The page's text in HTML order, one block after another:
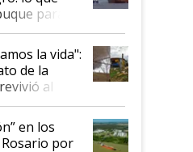
parado
Argentina
la vida":
de la
al
en los
por